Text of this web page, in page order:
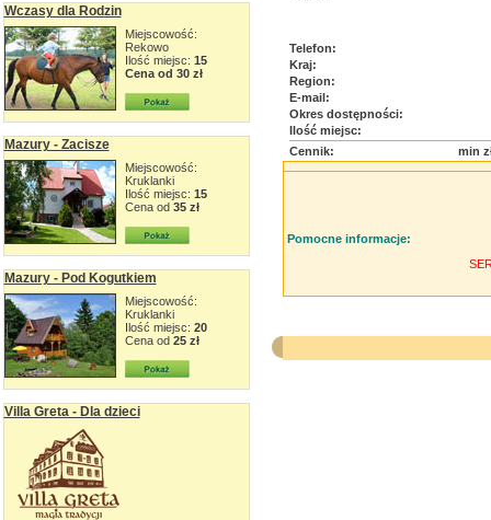
Wczasy dla Rodzin
Miejscowość:
Rekowo
Ilość miejsc: 15
Cena od 30 zł
Mazury - Zacisze
Miejscowość:
Kruklanki
Ilość miejsc: 15
Cena od 35 zł
Mazury - Pod Kogutkiem
Miejscowość:
Kruklanki
Ilość miejsc: 20
Cena od 25 zł
Villa Greta - Dla dzieci
Telefon:
Kraj:
Region:
E-mail:
Okres dostępności:
Ilość miejsc:
Cennik:
min
Pomocne informacje: